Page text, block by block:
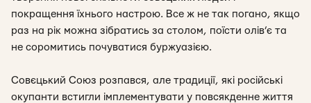
покращення їхнього настрою. Все ж не так погано, якщо
раз на рік можна зібратись за столом, поїсти олів’є та
не соромитись почуватися буржуазією.
Совєцький Союз розпався, але традиції, які російські
окупанти встигли імплементувати у повсякденне життя